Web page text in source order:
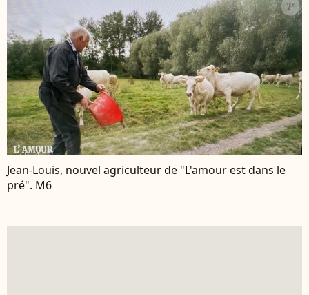
Jean-Louis, nouvel agriculteur de "L'amour est dans le
pré". M6